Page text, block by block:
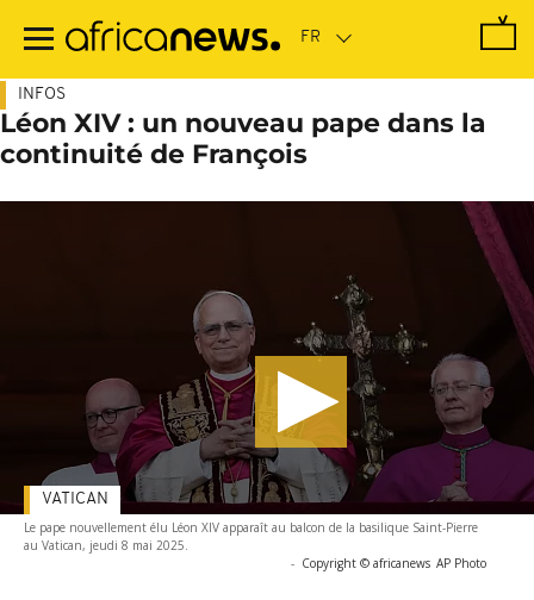
contenu
INFOS
Léon XIV : un nouveau pape dans la
continuité de François
Le pape nouvellement élu Léon XIV apparaît au balcon de la basilique Saint-Pierre
au Vatican, jeudi 8 mai 2025.
- Copyright © africanews AP Photo
VATICAN